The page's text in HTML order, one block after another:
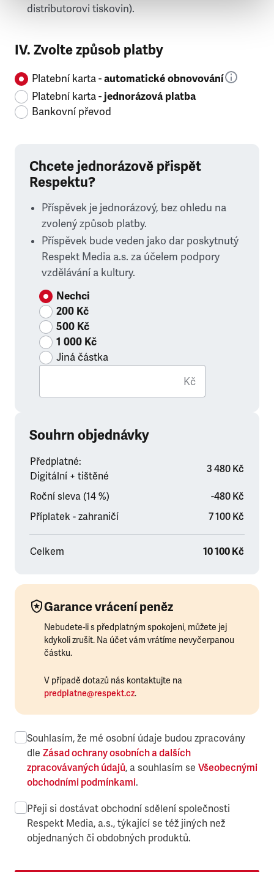
distributorovi tiskovin).
IV. Zvolte způsob platby
Platební karta -automatické obnovování
Platební karta -jednorázová platba
Bankovní převod
Chcete jednorázově přispět
Respektu?
Příspěvek je jednorázový, bez ohledu na
zvolený způsob platby.
Příspěvek bude veden jako dar poskytnutý
Respekt Media a.s. za účelem podpory
vzdělávání a kultury.
Nechci
200 Kč
500 Kč
1 000 Kč
Jiná částka
Kč
Souhrn objednávky
Předplatné:
Digitální + tištěné
3 480 Kč
Roční sleva (14 %)
-480 Kč
Příplatek - zahraničí
7 100 Kč
Celkem 10 100 Kč
Garance vrácení peněz
Nebudete-li s předplatným spokojeni, můžete jej
kdykoli zrušit. Na účet vám vrátíme nevyčerpanou
částku.
V případě dotazů nás kontaktujte na
predplatne@respekt.cz.
Souhlasím, že mé osobní údaje budou zpracovány
dle Zásad ochrany osobních a dalších
zpracovávaných údajů, a souhlasím se Všeobecnými
obchodními podmínkami.
Přeji si dostávat obchodní sdělení společnosti
Respekt Media, a.s., týkající se též jiných než
objednaných či obdobných produktů.